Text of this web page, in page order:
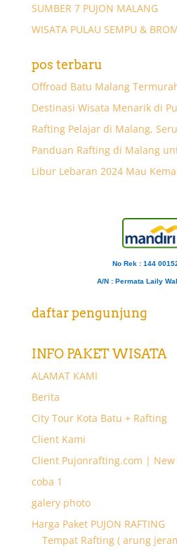
SUMBER 7 PUJON MALANG
WISATA PULAU SEMPU &
pos terbaru
Offroad Batu Malang
Destinasi Wisata Menarik di
Rafting Pelajar di Malang,
Panduan Rafting di Malang
Libur Lebaran 2024 Mau
No Rek : 144
A/N : Permata Laily
daftar pengunjung
INFO PAKET WISATA
ALAMAT KAMI
Berita
City Tour Kota Batu + Rafting
Client Kami
Client Pujonrafting.com |
coba 1
galery photo
Harga Paket PUJON RAFTING
Tempat Rafting ( arung